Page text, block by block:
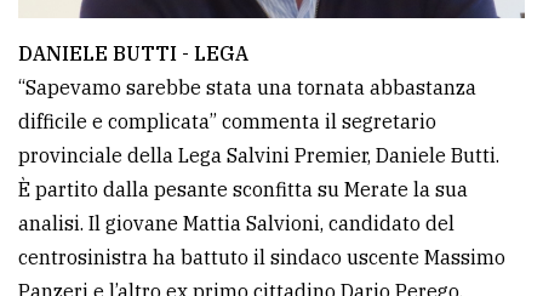
PRIVACY
Privacy
policy
Cookie
policy
DANIELE BUTTI - LEGA
“Sapevamo sarebbe stata una tornata abbastanza
difficile e complicata” commenta il segretario
provinciale della Lega Salvini Premier, Daniele Butti.
È partito dalla pesante sconfitta su Merate la sua
analisi. Il giovane Mattia Salvioni, candidato del
centrosinistra ha battuto il sindaco uscente Massimo